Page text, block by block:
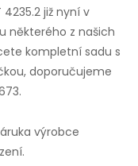
již nyní v
některého z našich
kompletní sadu s
doporučujeme
výrobce